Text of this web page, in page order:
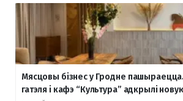
Мясцовы бізнес у Гродне пашыраецца.
гатэля і кафэ “Культура” адкрылі